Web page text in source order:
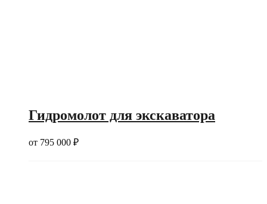
Гидромолот для экскаватора
от 795 000 ₽